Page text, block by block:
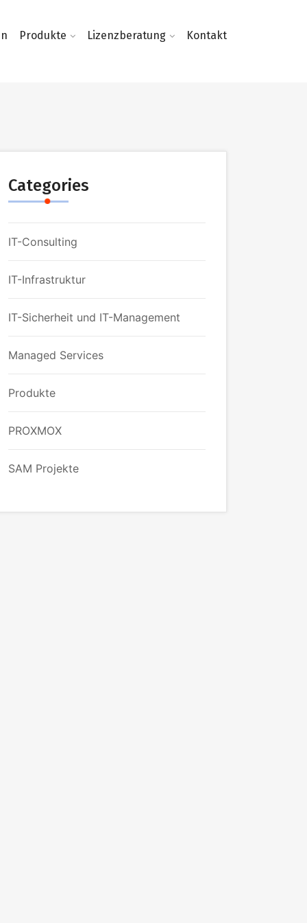
Produkte Lizenzberatung Kontakt
Categories
IT-Consulting
IT-Infrastruktur
IT-Sicherheit und IT-Management
Managed Services
Produkte
PROXMOX
SAM Projekte